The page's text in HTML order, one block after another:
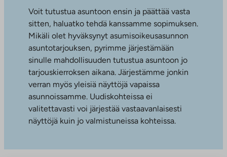
Voit tutustua asuntoon ensin ja päättää vasta
sitten, haluatko tehdä kanssamme sopimuksen.
Mikäli olet hyväksynyt asumisoikeusasunnon
asuntotarjouksen, pyrimme järjestämään
sinulle mahdollisuuden tutustua asuntoon jo
tarjouskierroksen aikana. Järjestämme jonkin
verran myös yleisiä näyttöjä vapaissa
asunnoissamme. Uudiskohteissa ei
valitettavasti voi järjestää vastaavanlaisesti
näyttöjä kuin jo valmistuneissa kohteissa.